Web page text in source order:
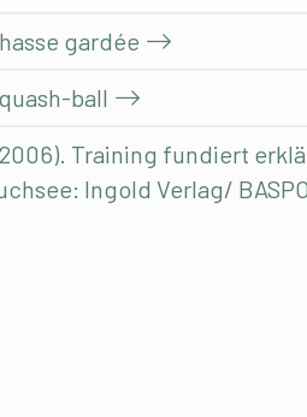
gardée
ball
Training fundiert
Ingold Verlag/